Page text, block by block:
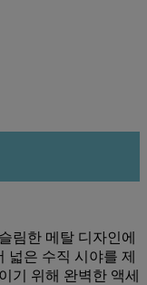
림한 메탈 디자인에
넓은 수직 시야를 제
기 위해 완벽한 액세